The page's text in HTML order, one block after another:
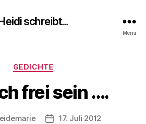
schreibt...
Menü
Kategorien
GEDICHTE
frei sein ….
Veröffentlichungsdatum
17. Juli 2012